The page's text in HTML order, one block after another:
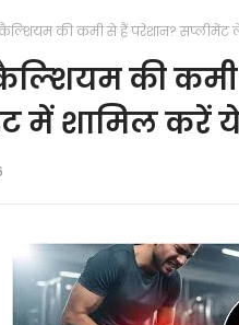
की कमी से हैं परेशान?
की
में शामिल करें